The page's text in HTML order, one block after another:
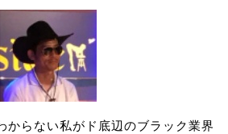
からない私がド底辺のブラック業界